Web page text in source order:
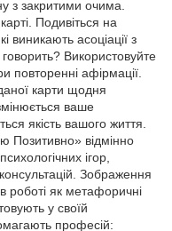
з закритими очима.
Подивіться на
виникають асоціації з
Використовуйте
афірмації.
карти щодня
ваше
якість вашого життя.
Позитивно» відмінно
ігор,
консультацій. Зображення
роботі як метафоричні
у своїй
професій: